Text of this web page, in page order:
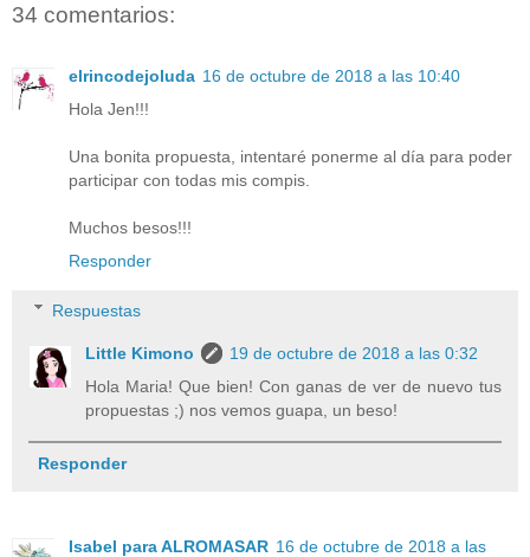
34 comentarios:
elrincodejoluda 16 de octubre de 2018 a las 10:40
Hola Jen!!!
Una bonita propuesta, intentaré ponerme al día para poder
participar con todas mis compis.
Muchos besos!!!
Responder
Respuestas
Little Kimono
19 de octubre de 2018 a las 0:32
Hola Maria! Que bien! Con ganas de ver de nuevo tus
propuestas ;) nos vemos guapa, un beso!
Responder
Isabel para ALROMASAR 16 de octubre de 2018 a las